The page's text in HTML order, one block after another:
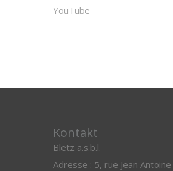
YouTube
Kontakt
Blëtz a.s.b.l.
Adresse : 5, rue Jean Antoine